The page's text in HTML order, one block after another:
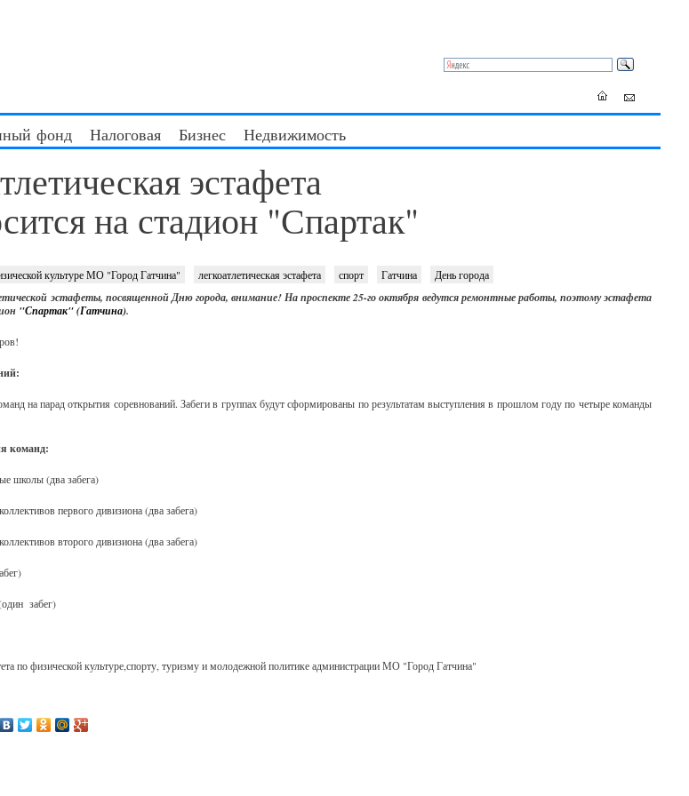
фонд Налоговая Бизнес Недвижимость
эстафета
на стадион "Спартак"
культуре МО "Город Гатчина" легкоатлетическая эстафета спорт Гатчина День города
эстафеты, посвященной Дню города, внимание! На проспекте 25-го октября ведутся ремонтные работы, поэтому эстафета
"Спартак" (Гатчина).
на парад открытия соревнований. Забеги в группах будут сформированы по результатам выступления в прошлом году по четыре команды
команд:
школы (два забега)
первого дивизиона (два забега)
второго дивизиона (два забега)
забег)
по физической культуре,спорту, туризму и молодежной политике администрации МО "Город Гатчина"